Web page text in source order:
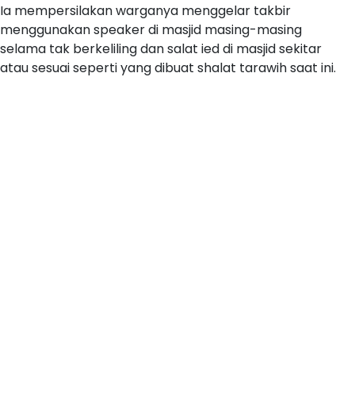
Ia mempersilakan warganya menggelar takbir
menggunakan speaker di masjid masing-masing
selama tak berkeliling dan salat ied di masjid sekitar
atau sesuai seperti yang dibuat shalat tarawih saat ini.